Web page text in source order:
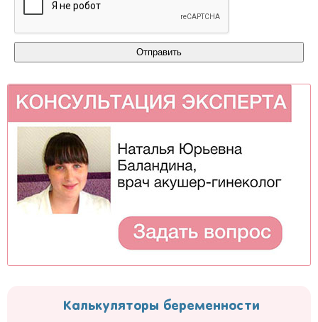
Калькуляторы беременности